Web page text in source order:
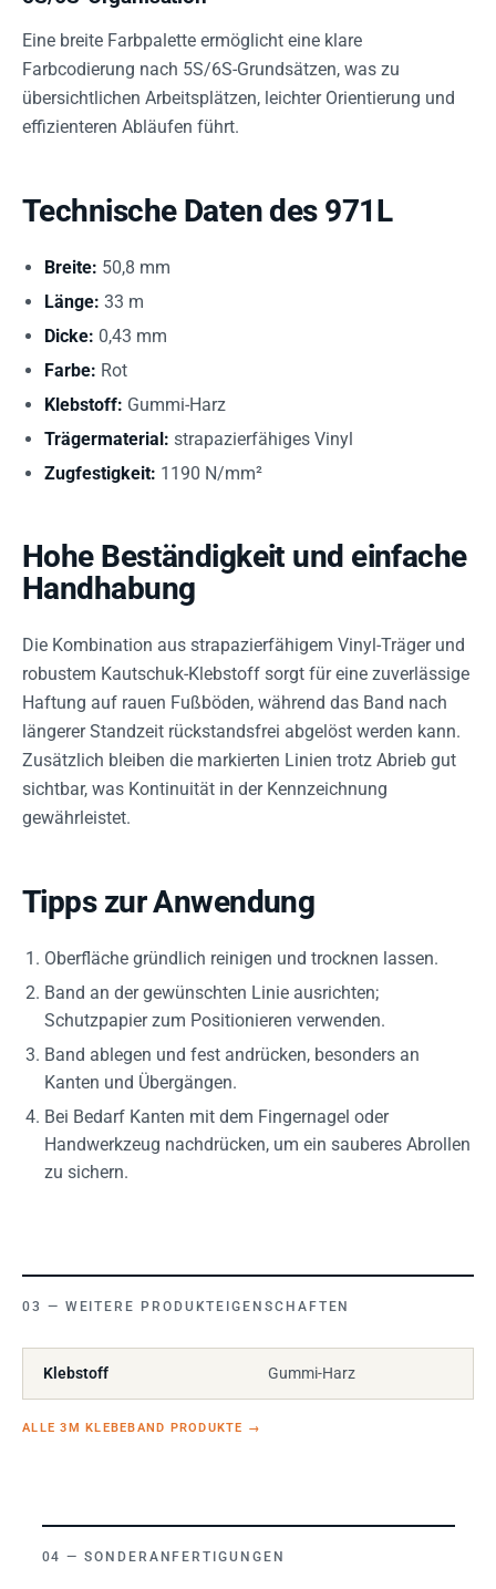
Eine breite Farbpalette ermöglicht eine klare
Farbcodierung nach 5S/6S-Grundsätzen, was zu
übersichtlichen Arbeitsplätzen, leichter Orientierung und
effizienteren Abläufen führt.
Technische Daten des 971L
Breite: 50,8 mm
Länge: 33 m
Dicke: 0,43 mm
Farbe: Rot
Klebstoff: Gummi-Harz
Trägermaterial: strapazierfähiges Vinyl
Zugfestigkeit: 1190 N/mm²
Hohe Beständigkeit und einfache
Handhabung
Die Kombination aus strapazierfähigem Vinyl-Träger und
robustem Kautschuk-Klebstoff sorgt für eine zuverlässige
Haftung auf rauen Fußböden, während das Band nach
längerer Standzeit rückstandsfrei abgelöst werden kann.
Zusätzlich bleiben die markierten Linien trotz Abrieb gut
sichtbar, was Kontinuität in der Kennzeichnung
gewährleistet.
Tipps zur Anwendung
Oberfläche gründlich reinigen und trocknen lassen.
Band an der gewünschten Linie ausrichten;
Schutzpapier zum Positionieren verwenden.
Band ablegen und fest andrücken, besonders an
Kanten und Übergängen.
Bei Bedarf Kanten mit dem Fingernagel oder
Handwerkzeug nachdrücken, um ein sauberes Abrollen
zu sichern.
WEITERE PRODUKTEIGENSCHAFTEN
Klebstoff Gummi-Harz
ALLE 3M KLEBEBAND PRODUKTE →
SONDERANFERTIGUNGEN